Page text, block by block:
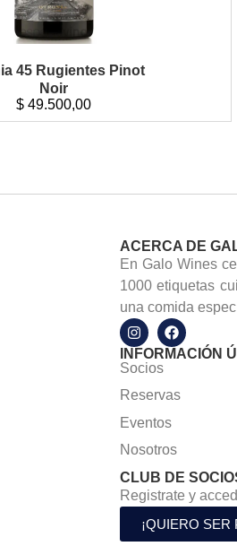
45 Rugientes Pinot
Noir
$ 49.500,00
ACERCA DE
En Galo Wines
1000 etiquetas
una comida
INFORMACIÓN
Socios
Reservas
Eventos
Nosotros
CLUB DE
Registrate y
¡QUIERO SER